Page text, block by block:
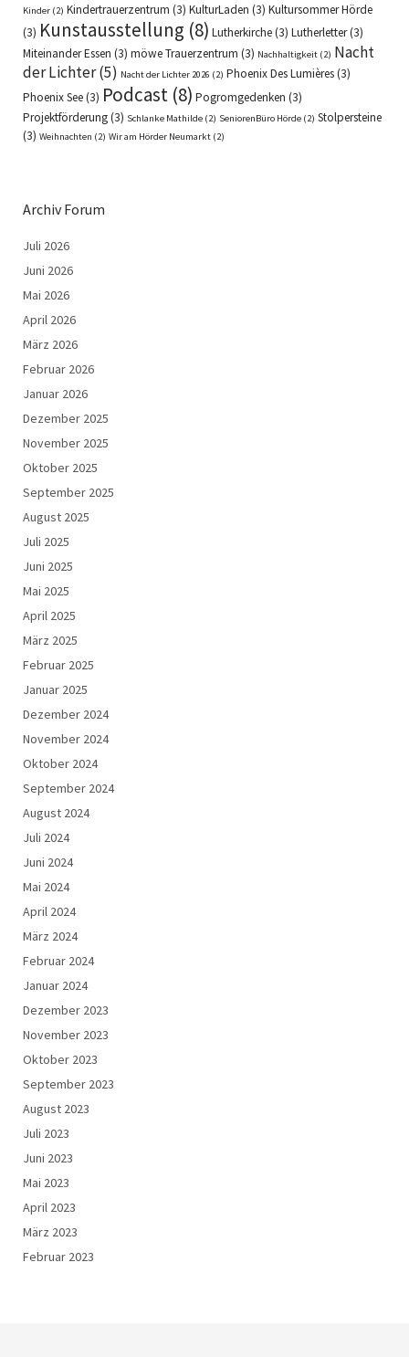
Kinder (2) Kindertrauerzentrum (3) KulturLaden (3) Kultursommer Hörde
(3) Kunstausstellung (8) Lutherkirche(3) Lutherletter(3)
Miteinander Essen (3) möwe Trauerzentrum (3) Nachhaltigkeit (2) Nacht
der Lichter(5) Nacht der Lichter 2026 (2) Phoenix Des Lumières(3)
Phoenix See(3) Podcast (8) Pogromgedenken (3)
Projektförderung(3) Schlanke Mathilde (2) SeniorenBüro Hörde (2) Stolpersteine
(3) Weihnachten (2) Wir am Hörder Neumarkt (2)
Archiv Forum
Juli 2026
Juni 2026
Mai 2026
April 2026
März 2026
Februar 2026
Januar 2026
Dezember 2025
November 2025
Oktober 2025
September 2025
August 2025
Juli 2025
Juni 2025
Mai 2025
April 2025
März 2025
Februar 2025
Januar 2025
Dezember 2024
November 2024
Oktober 2024
September 2024
August 2024
Juli 2024
Juni 2024
Mai 2024
April 2024
März 2024
Februar 2024
Januar 2024
Dezember 2023
November 2023
Oktober 2023
September 2023
August 2023
Juli 2023
Juni 2023
Mai 2023
April 2023
März 2023
Februar 2023